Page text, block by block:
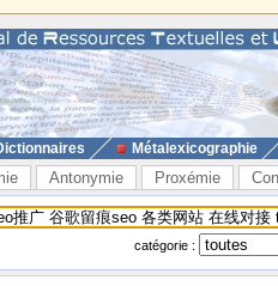
Métalexicographie
Antonymie Proxémie
catégorie :